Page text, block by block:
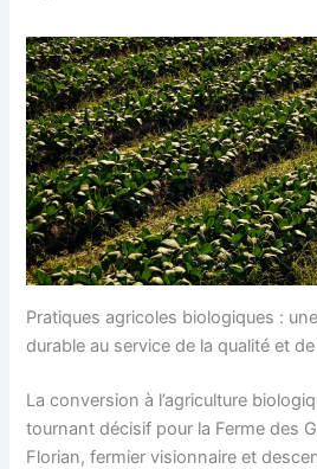
Pratiques agricoles biologiques :
durable au service de la qualité et
La conversion à l’agriculture
tournant décisif pour la Ferme des
Florian, fermier visionnaire et